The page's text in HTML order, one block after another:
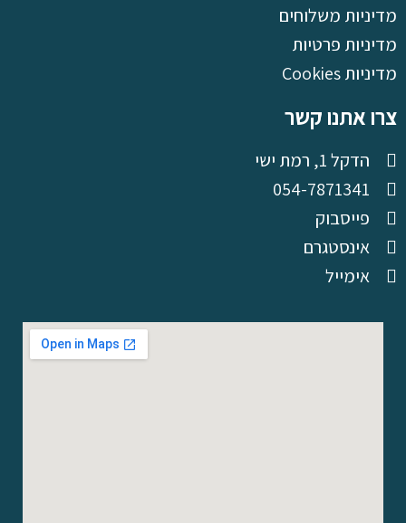
מדיניות משלוחים
מדיניות פרטיות
מדיניות Cookies
צרו אתנו קשר
הדקל 1, רמת ישי
054-7871341
פייסבוק
אינסטגרם
אימייל